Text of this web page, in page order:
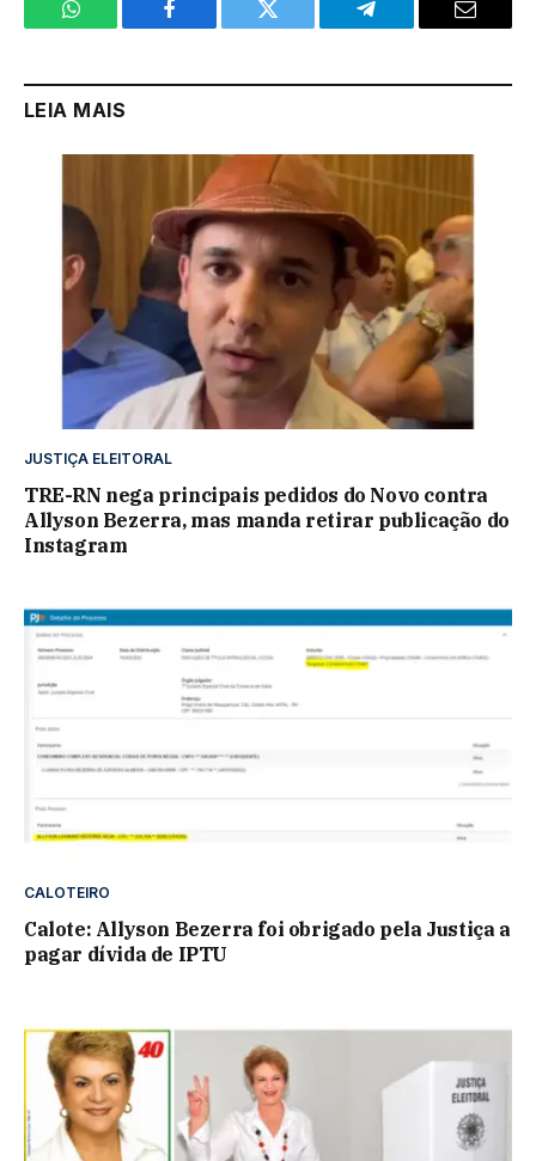
WhatsApp Facebook Twitter Telegram Email
LEIA MAIS
JUSTIÇA ELEITORAL
TRE-RN nega principais pedidos do Novo contra
Allyson Bezerra, mas manda retirar publicação do
Instagram
CALOTEIRO
Calote: Allyson Bezerra foi obrigado pela Justiça a
pagar dívida de IPTU